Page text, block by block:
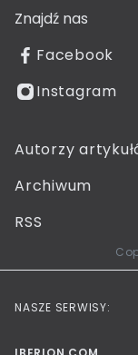
Znajdź nas
Facebook
Instagram
Autorzy
Archiwum
RSS
NASZE SERWISY: